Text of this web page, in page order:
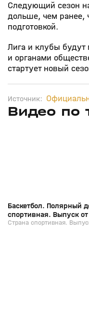
Следующий сезон
дольше, чем ранее,
подготовкой.
Лига и клубы будут
и органами
стартует новый
Источник:
Видео по
25 июн, 16:52
Баскетбол. Полярный
спортивная. Выпуск
Страна спортивная.